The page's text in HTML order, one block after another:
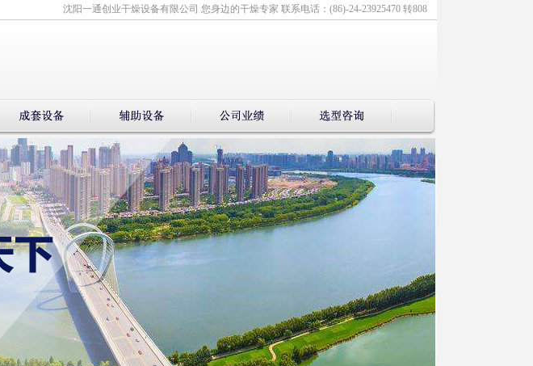
沈阳一通创业干燥设备有限公司 您身边的干燥专家 联系电话：(86)-24-23925470 转808